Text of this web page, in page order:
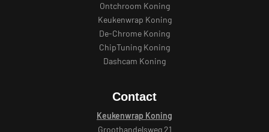
Ontchroom Koning
Keukenwrap Koning
De-Chrome Koning
ChipTuning Koning
Dashcam Koning
Contact
Keukenwrap Koning
Groothandelsweg 21